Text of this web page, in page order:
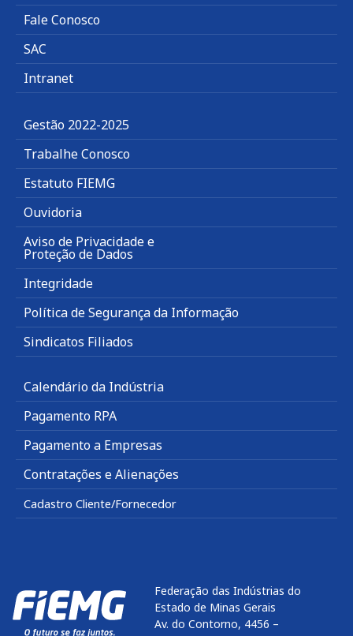
Fale Conosco
SAC
Intranet
Gestão 2022-2025
Trabalhe Conosco
Estatuto FIEMG
Ouvidoria
Aviso de Privacidade e
Proteção de Dados
Integridade
Política de Segurança da Informação
Sindicatos Filiados
Calendário da Indústria
Pagamento RPA
Pagamento a Empresas
Contratações e Alienações
Cadastro Cliente/Fornecedor
Federação das Indústrias do
Estado de Minas Gerais
Av. do Contorno, 4456 –